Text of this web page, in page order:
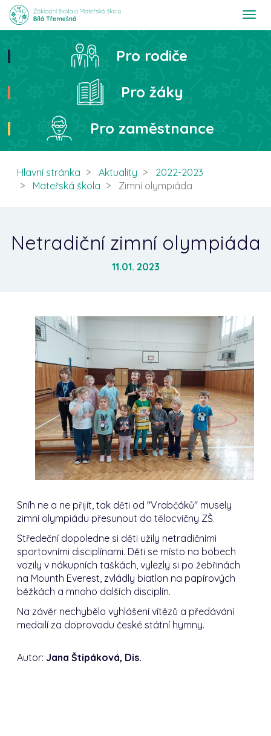
T
t
Hledat
Pro rodiče
Pro žáky
Pro zaměstnance
Hlavní stránka Aktuality
2022-2023
Mateřská škola
Zimní olympiáda
Netradiční zimní olympiáda
11.01. 2023
Sníh ne a ne přijít, tak děti od "Vrabčáků" musely
zimní olympiádu přesunout do tělocvičny ZŠ.
Středeční dopoledne si děti užily netradičními
sportovními disciplínami. Děti se místo na bobech
vozily v nákupních taškách, vylezly si po žebřinách
na Mounth Everest, zvládly biatlon na papírových
běžkách a mnoho dalších disciplín.
Na závěr nechybělo vyhlášení vítězů a předávání
medailí za doprovodu české státní hymny.
Autor: Jana Štipáková, Dis.